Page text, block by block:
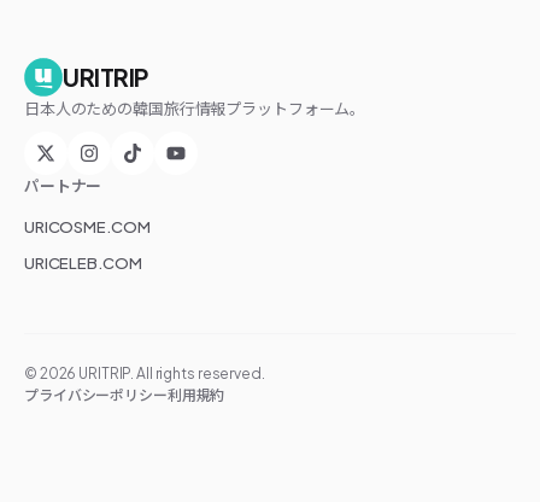
URITRIP
日本人のための韓国旅行情報プラットフォーム。
パートナー
URICOSME.COM
URICELEB.COM
© 2026 URITRIP. All rights reserved.
プライバシーポリシー利用規約